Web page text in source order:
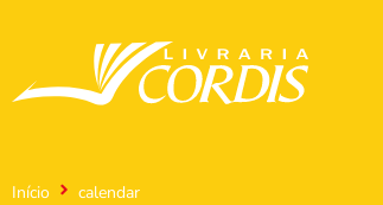
Início calendar